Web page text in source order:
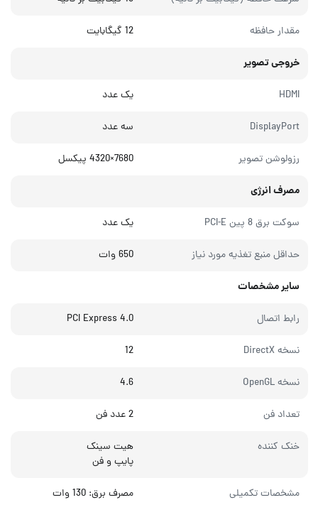
مقدار حافظه 12 گیگابایت
خروجی تصویر
HDMI یک عدد
DisplayPort سه عدد
رزولوشن تصویر 7680×4320 پیکسل
مصرف انرژی
سوکت برق 8 پین PCI-E یک عدد
حداقل منبع تغذیه مورد نیاز 650 وات
سایر مشخصات
رابط اتصال PCI Express 4.0
نسخه DirectX 12
نسخه OpenGL 4.6
تعداد فن 2 عدد فن
خنک‌ کننده
هیت سینک
پایپ و فن
مشخصات تکمیلی مصرف برق: 130 وات